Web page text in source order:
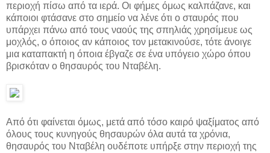
περιοχή πίσω από τα ιερά. Οι φήμες όμως καλπάζανε, και
κάποιοι φτάσανε στο σημείο να λένε ότι ο σταυρός που
υπάρχει πάνω από τους ναούς της σπηλιάς χρησίμευε ως
μοχλός, ο όποιος αν κάποιος τον μετακινούσε, τότε άνοιγε
μια καταπακτή η όποια έβγαζε σε ένα υπόγειο χώρο όπου
βρισκόταν ο θησαυρός του Νταβέλη.
Από ότι φαίνεται όμως, μετά από τόσο καιρό ψαξίματος από
όλους τους κυνηγούς θησαυρών όλα αυτά τα χρόνια,
θησαυρός του Νταβέλη ουδέποτε υπήρξε στην περιοχή της